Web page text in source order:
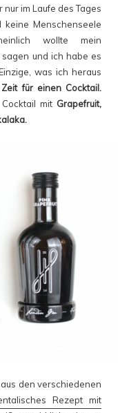
im Laufe des Tages
Menschenseele
wollte mein
und ich habe es
was ich heraus
für einen Cocktail.
mit Grapefruit,
den verschiedenen
Rezept mit